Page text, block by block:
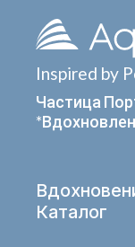
Inspired by
Частица
Каталог